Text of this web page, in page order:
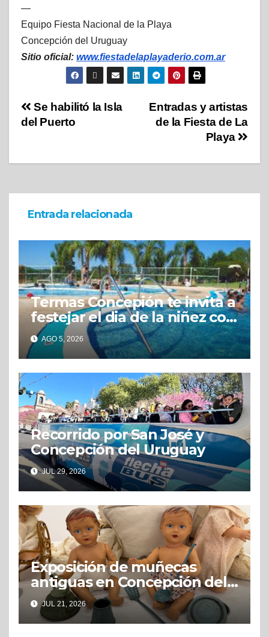
—
Equipo Fiesta Nacional de la Playa
Concepción del Uruguay
Sitio oficial: www.fiestadelaplayaderio.com.ar
Entradas y artistas
de la Fiesta de La
Playa
Se habilitó la Isla
del Puerto
Entrada relacionada
Termas Concepión te invita a
festejar el dia de la niñez con
grandes beneficios
AGO 5, 2026
Recorrido por San José y
Concepción del Uruguay
JUL 29, 2026
Exposición de muñecas
antiguas en Concepción del
Uruguay
JUL 21, 2026